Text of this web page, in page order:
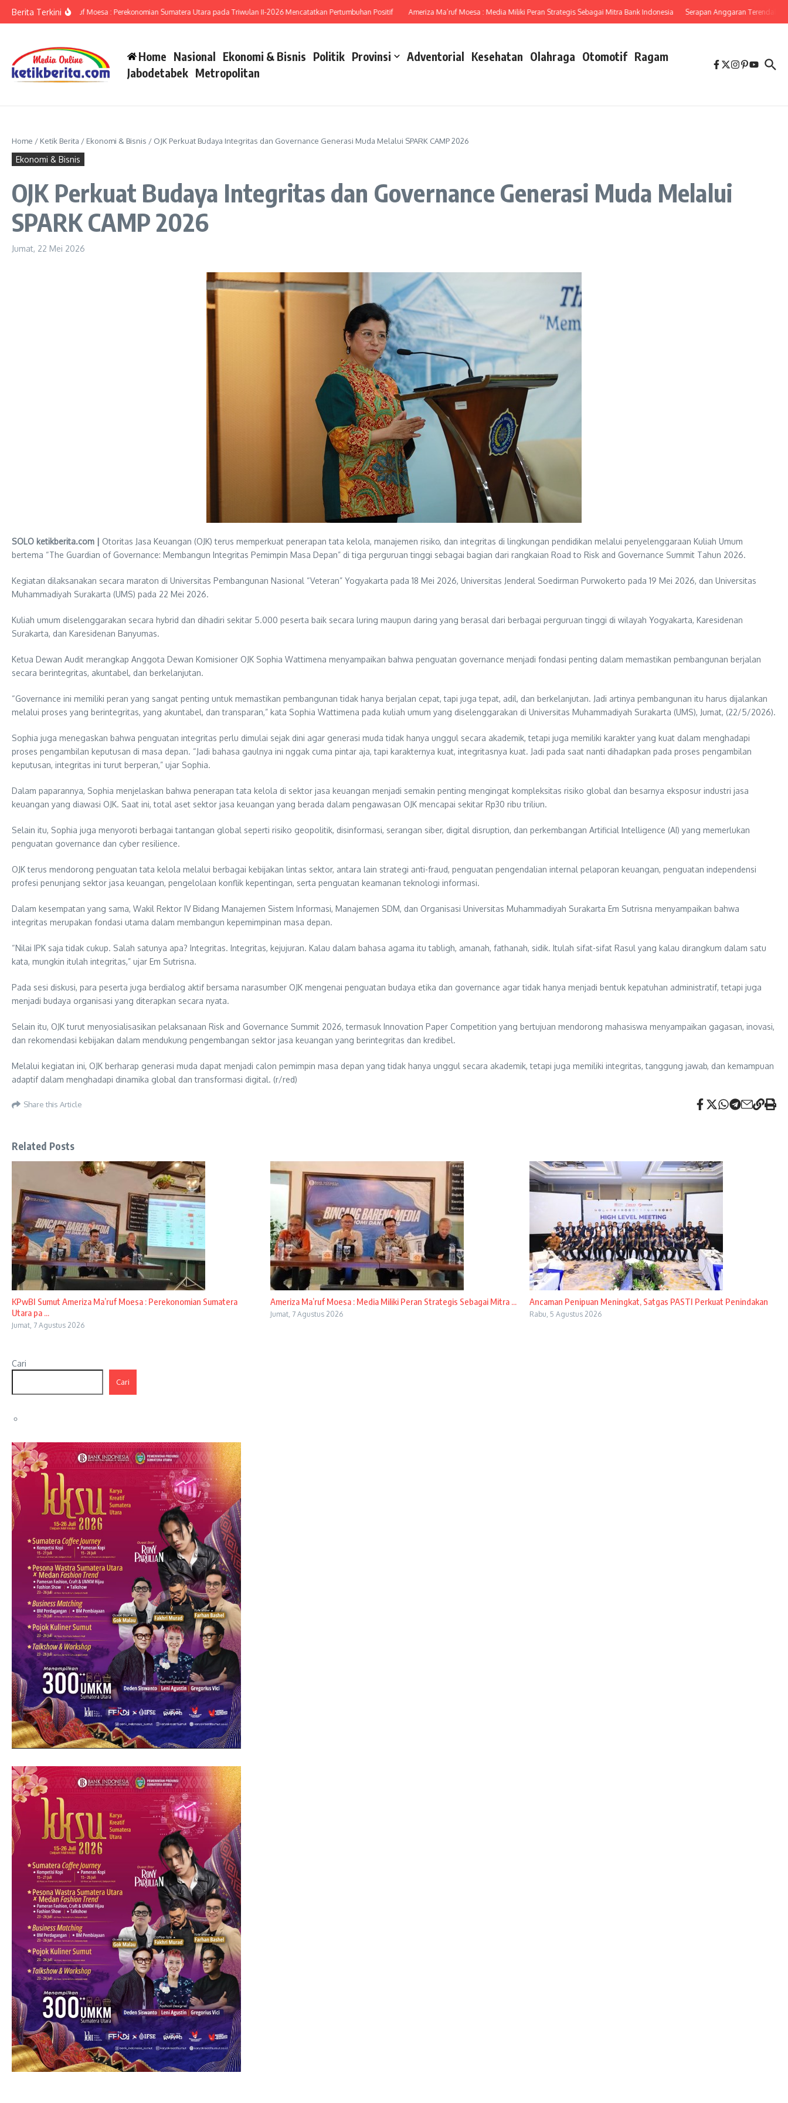
Berita Terkini
Ameriza Ma’ruf Moesa : Perekonomian Sumatera Utara pada Triwulan II-2026 Mencatatkan Pertumbuhan Positif Ameriza Ma’ruf Moesa : Media Miliki Peran Strategis Sebagai Mitra Bank Indonesia Serapan Anggaran Terendah,
Home Nasional Ekonomi & Bisnis Politik Provinsi Adventorial Kesehatan Olahraga Otomotif Ragam
Jabodetabek Metropolitan
Home / Ketik Berita / Ekonomi & Bisnis / OJK Perkuat Budaya Integritas dan Governance Generasi Muda Melalui SPARK CAMP 2026
Ekonomi & Bisnis
OJK Perkuat Budaya Integritas dan Governance Generasi Muda Melalui
SPARK CAMP 2026
Jumat, 22 Mei 2026
SOLO ketikberita.com | Otoritas Jasa Keuangan (OJK) terus memperkuat penerapan tata kelola, manajemen risiko, dan integritas di lingkungan pendidikan melalui penyelenggaraan Kuliah Umum
bertema “The Guardian of Governance: Membangun Integritas Pemimpin Masa Depan” di tiga perguruan tinggi sebagai bagian dari rangkaian Road to Risk and Governance Summit Tahun 2026.
Kegiatan dilaksanakan secara maraton di Universitas Pembangunan Nasional “Veteran” Yogyakarta pada 18 Mei 2026, Universitas Jenderal Soedirman Purwokerto pada 19 Mei 2026, dan Universitas
Muhammadiyah Surakarta (UMS) pada 22 Mei 2026.
Kuliah umum diselenggarakan secara hybrid dan dihadiri sekitar 5.000 peserta baik secara luring maupun daring yang berasal dari berbagai perguruan tinggi di wilayah Yogyakarta, Karesidenan
Surakarta, dan Karesidenan Banyumas.
Ketua Dewan Audit merangkap Anggota Dewan Komisioner OJK Sophia Wattimena menyampaikan bahwa penguatan governance menjadi fondasi penting dalam memastikan pembangunan berjalan
secara berintegritas, akuntabel, dan berkelanjutan.
“Governance ini memiliki peran yang sangat penting untuk memastikan pembangunan tidak hanya berjalan cepat, tapi juga tepat, adil, dan berkelanjutan. Jadi artinya pembangunan itu harus dijalankan
melalui proses yang berintegritas, yang akuntabel, dan transparan,” kata Sophia Wattimena pada kuliah umum yang diselenggarakan di Universitas Muhammadiyah Surakarta (UMS), Jumat, (22/5/2026).
Sophia juga menegaskan bahwa penguatan integritas perlu dimulai sejak dini agar generasi muda tidak hanya unggul secara akademik, tetapi juga memiliki karakter yang kuat dalam menghadapi
proses pengambilan keputusan di masa depan. “Jadi bahasa gaulnya ini nggak cuma pintar aja, tapi karakternya kuat, integritasnya kuat. Jadi pada saat nanti dihadapkan pada proses pengambilan
keputusan, integritas ini turut berperan,” ujar Sophia.
Dalam paparannya, Sophia menjelaskan bahwa penerapan tata kelola di sektor jasa keuangan menjadi semakin penting mengingat kompleksitas risiko global dan besarnya eksposur industri jasa
keuangan yang diawasi OJK. Saat ini, total aset sektor jasa keuangan yang berada dalam pengawasan OJK mencapai sekitar Rp30 ribu triliun.
Selain itu, Sophia juga menyoroti berbagai tantangan global seperti risiko geopolitik, disinformasi, serangan siber, digital disruption, dan perkembangan Artificial Intelligence (AI) yang memerlukan
penguatan governance dan cyber resilience.
OJK terus mendorong penguatan tata kelola melalui berbagai kebijakan lintas sektor, antara lain strategi anti-fraud, penguatan pengendalian internal pelaporan keuangan, penguatan independensi
profesi penunjang sektor jasa keuangan, pengelolaan konflik kepentingan, serta penguatan keamanan teknologi informasi.
Dalam kesempatan yang sama, Wakil Rektor IV Bidang Manajemen Sistem Informasi, Manajemen SDM, dan Organisasi Universitas Muhammadiyah Surakarta Em Sutrisna menyampaikan bahwa
integritas merupakan fondasi utama dalam membangun kepemimpinan masa depan.
“Nilai IPK saja tidak cukup. Salah satunya apa? Integritas. Integritas, kejujuran. Kalau dalam bahasa agama itu tabligh, amanah, fathanah, sidik. Itulah sifat-sifat Rasul yang kalau dirangkum dalam satu
kata, mungkin itulah integritas,” ujar Em Sutrisna.
Pada sesi diskusi, para peserta juga berdialog aktif bersama narasumber OJK mengenai penguatan budaya etika dan governance agar tidak hanya menjadi bentuk kepatuhan administratif, tetapi juga
menjadi budaya organisasi yang diterapkan secara nyata.
Selain itu, OJK turut menyosialisasikan pelaksanaan Risk and Governance Summit 2026, termasuk Innovation Paper Competition yang bertujuan mendorong mahasiswa menyampaikan gagasan, inovasi,
dan rekomendasi kebijakan dalam mendukung pengembangan sektor jasa keuangan yang berintegritas dan kredibel.
Melalui kegiatan ini, OJK berharap generasi muda dapat menjadi calon pemimpin masa depan yang tidak hanya unggul secara akademik, tetapi juga memiliki integritas, tanggung jawab, dan kemampuan
adaptif dalam menghadapi dinamika global dan transformasi digital. (r/red)
Share this Article
Related Posts
KPwBI Sumut Ameriza Ma’ruf Moesa : Perekonomian Sumatera
Utara pa ...
Jumat, 7 Agustus 2026
Ameriza Ma’ruf Moesa : Media Miliki Peran Strategis Sebagai Mitra ...
Jumat, 7 Agustus 2026
Ancaman Penipuan Meningkat, Satgas PASTI Perkuat Penindakan
Rabu, 5 Agustus 2026
Cari
Cari